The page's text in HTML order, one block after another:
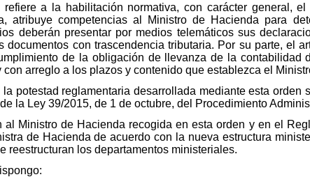
a la habilitación normativa, con carácter general,
atribuye competencias al Ministro de Hacienda para
deberán presentar por medios telemáticos sus
documentos con trascendencia tributaria. Por su parte, el
de la obligación de llevanza de la contabilidad
con arreglo a los plazos y contenido que establezca el
la potestad reglamentaria desarrollada mediante esta
la Ley 39/2015, de 1 de octubre, del Procedimiento
al Ministro de Hacienda recogida en esta orden y en el
de Hacienda de acuerdo con la nueva estructura
reestructuran los departamentos ministeriales.